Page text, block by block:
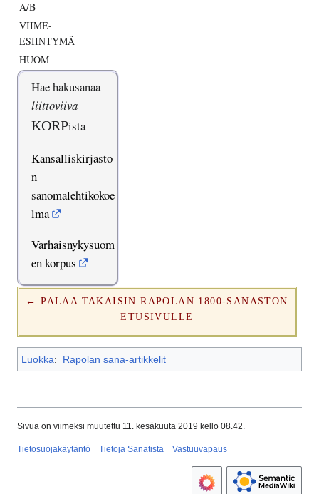
A/B
VIIME-
ESIINTYMÄ
HUOM
Hae hakusanaa
liittoviiva
KORPista
Kansalliskirjasto
n
sanomalehtikokoe
lma
Varhaisnykysuom
en korpus
← PALAA TAKAISIN RAPOLAN 1800-SANASTON
ETUSIVULLE
Luokka: Rapolan sana-artikkelit
Sivua on viimeksi muutettu 11. kesäkuuta 2019 kello 08.42.
Tietosuojakäytäntö Tietoja Sanatista Vastuuvapaus